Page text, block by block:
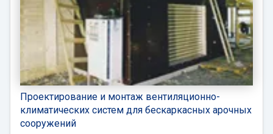
Проектирование и монтаж вентиляционно-
климатических систем для бескаркасных арочных
сооружений